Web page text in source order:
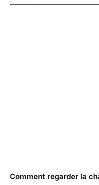
Comment regarder la